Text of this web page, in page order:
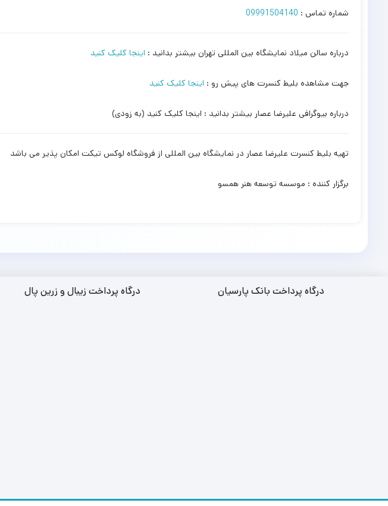
شماره تماس : 09991504140
درباره سالن میلاد نمایشگاه بین المللی تهران بیشتر بدانید : اینجا کلیک کنید
جهت مشاهده بلیط کنسرت های پیش رو : اینجا کلیک کنید
درباره بیوگرافی علیرضا عصار بیشتر بدانید : اینجا کلیک کنید (به زودی)
تهیه بلیط کنسرت علیرضا عصار در نمایشگاه بین المللی از فروشگاه لوکس تیکت امکان پذیر می باشد
برگزار کننده : موسسه توسعه هنر همسو
درگاه پرداخت بانک پارسیان درگاه پرداخت زیبال و زرین پال